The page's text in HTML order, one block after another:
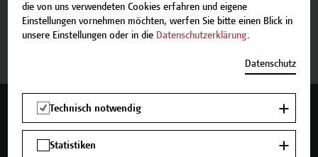
Jetzt anmelden
Mehr Infos gewünscht?
die von uns verwendeten Cookies erfahren und eigene
Einstellungen vornehmen möchten, werfen Sie bitte einen Blick in
unsere Einstellungen oder in die Datenschutzerklärung.
Datenschutz
Technisch notwendig
Statistiken